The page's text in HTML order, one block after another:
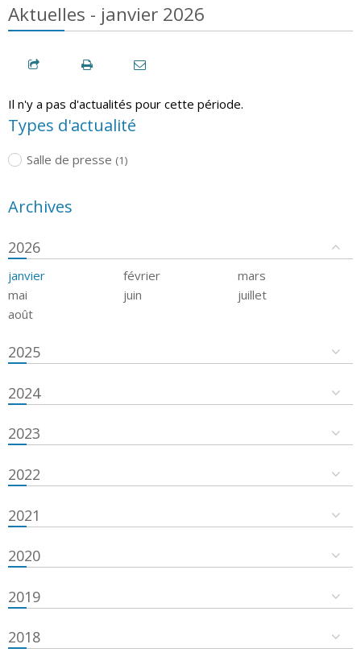
Aktuelles - janvier 2026
Il n'y a pas d'actualités pour cette période.
Types d'actualité
Salle de presse (1)
Archives
2026
janvier février
mars
mai
juin
juillet
août
2025
2024
2023
2022
2021
2020
2019
2018